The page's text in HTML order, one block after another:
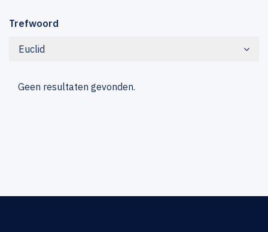
Trefwoord
Euclid
Geen resultaten gevonden.